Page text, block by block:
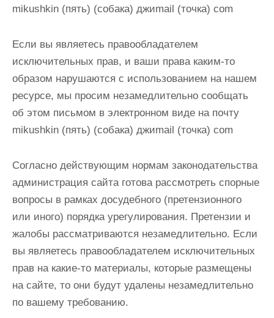
mikushkin (пять) (собака) джиmail (точка) com
Если вы являетесь правообладателем
исключительных прав, и ваши права каким-то
образом нарушаются с использованием на нашем
ресурсе, мы просим незамедлительно сообщать
об этом письмом в электронном виде на почту
mikushkin (пять) (собака) джиmail (точка) com
Согласно действующим нормам законодательства
администрация сайта готова рассмотреть спорные
вопросы в рамках досудебного (претензионного
или иного) порядка урегулирования. Претензии и
жалобы рассматриваются незамедлительно. Если
вы являетесь правообладателем исключительных
прав на какие-то материалы, которые размещены
на сайте, то они будут удалены незамедлительно
по вашему требованию.